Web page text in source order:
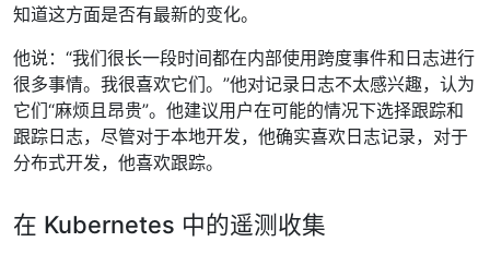
知道这方面是否有最新的变化。
他说：“我们很长一段时间都在内部使用跨度事件和日志进行
很多事情。我很喜欢它们。”他对记录日志不太感兴趣，认为
它们“麻烦且昂贵”。他建议用户在可能的情况下选择跟踪和
跟踪日志，尽管对于本地开发，他确实喜欢日志记录，对于
分布式开发，他喜欢跟踪。
在 Kubernetes 中的遥测收集